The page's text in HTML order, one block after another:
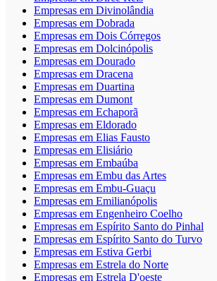
Empresas em Divinolândia
Empresas em Dobrada
Empresas em Dois Córregos
Empresas em Dolcinópolis
Empresas em Dourado
Empresas em Dracena
Empresas em Duartina
Empresas em Dumont
Empresas em Echaporã
Empresas em Eldorado
Empresas em Elias Fausto
Empresas em Elisiário
Empresas em Embaúba
Empresas em Embu das Artes
Empresas em Embu-Guaçu
Empresas em Emilianópolis
Empresas em Engenheiro Coelho
Empresas em Espírito Santo do Pinhal
Empresas em Espírito Santo do Turvo
Empresas em Estiva Gerbi
Empresas em Estrela do Norte
Empresas em Estrela D'oeste